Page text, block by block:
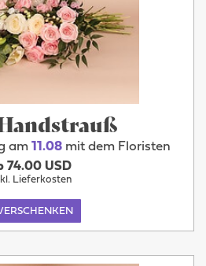
am 11.08mit dem Floristen
74.00 USD
Lieferkosten